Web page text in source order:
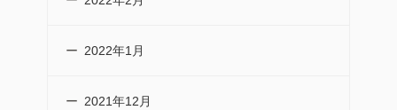
2022年1月
2021年12月